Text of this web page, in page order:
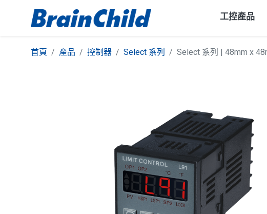
工控產品
首頁 產品 控制器 Select 系列 Select 系列 | 48mm x